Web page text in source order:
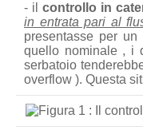
- ilcontrollo in
in entrata pari al
presentasse per
quello nominale , i
serbatoio
overflow ). Questa